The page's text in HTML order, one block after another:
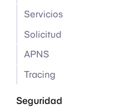
Servicios
Solicitud
APNS
Tracing
Seguridad